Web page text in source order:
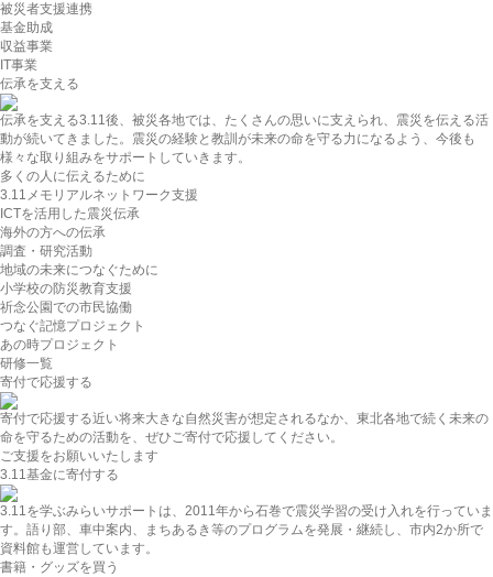
被災者支援連携
基金助成
収益事業
IT事業
伝承を支える
伝承を支える3.11後、被災各地では、たくさんの思いに支えられ、震災を伝える活
動が続いてきました。震災の経験と教訓が未来の命を守る力になるよう、今後も
様々な取り組みをサポートしていきます。
多くの人に伝えるために
3.11メモリアルネットワーク支援
ICTを活用した震災伝承
海外の方への伝承
調査・研究活動
地域の未来につなぐために
小学校の防災教育支援
祈念公園での市民協働
つなぐ記憶プロジェクト
あの時プロジェクト
研修一覧
寄付で応援する
寄付で応援する近い将来大きな自然災害が想定されるなか、東北各地で続く未来の
命を守るための活動を、ぜひご寄付で応援してください。
ご支援をお願いいたします
3.11基金に寄付する
3.11を学ぶみらいサポートは、2011年から石巻で震災学習の受け入れを行っていま
す。語り部、車中案内、まちあるき等のプログラムを発展・継続し、市内2か所で
資料館も運営しています。
書籍・グッズを買う